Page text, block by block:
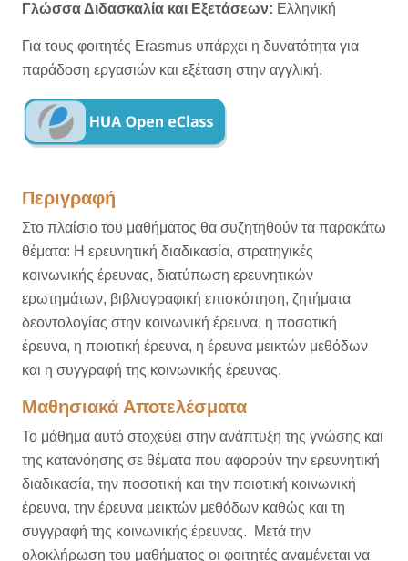
Γλώσσα Διδασκαλία και Εξετάσεων: Ελληνική
Για τους φοιτητές Erasmus υπάρχει η δυνατότητα για
παράδοση εργασιών και εξέταση στην αγγλική.
Περιγραφή
Στο πλαίσιο του μαθήματος θα συζητηθούν τα παρακάτω
θέματα: Η ερευνητική διαδικασία, στρατηγικές
κοινωνικής έρευνας, διατύπωση ερευνητικών
ερωτημάτων, βιβλιογραφική επισκόπηση, ζητήματα
δεοντολογίας στην κοινωνική έρευνα, η ποσοτική
έρευνα, η ποιοτική έρευνα, η έρευνα μεικτών μεθόδων
και η συγγραφή της κοινωνικής έρευνας.
Μαθησιακά Αποτελέσματα
Το μάθημα αυτό στοχεύει στην ανάπτυξη της γνώσης και
της κατανόησης σε θέματα που αφορούν την ερευνητική
διαδικασία, την ποσοτική και την ποιοτική κοινωνική
έρευνα, την έρευνα μεικτών μεθόδων καθώς και τη
συγγραφή της κοινωνικής έρευνας. Μετά την
ολοκλήρωση του μαθήματος οι φοιτητές αναμένεται να